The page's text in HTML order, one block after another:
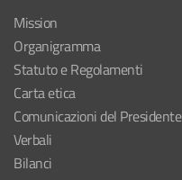
Mission
Organigramma
Statuto e Regolamenti
Carta etica
Comunicazioni del Presidente
Verbali
Bilanci